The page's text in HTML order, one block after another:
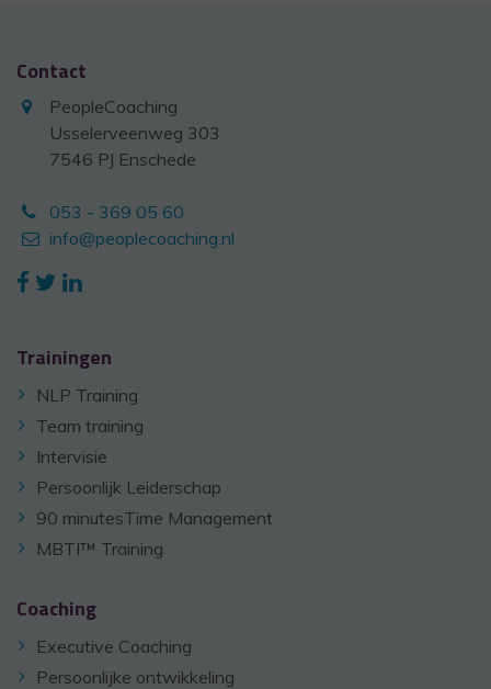
Contact
PeopleCoaching
Usselerveenweg 303
7546 PJ Enschede
053 - 369 05 60
info@peoplecoaching.nl
Trainingen
NLP Training
Team training
Intervisie
Persoonlijk Leiderschap
90 minutesTime Management
MBTI™ Training
Coaching
Executive Coaching
Persoonlijke ontwikkeling